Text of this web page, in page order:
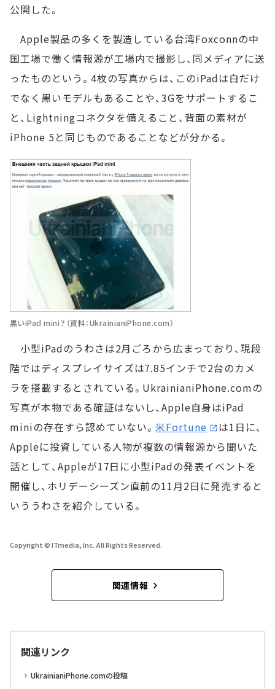
公開した。
Apple製品の多くを製造している台湾Foxconnの中
国工場で働く情報源が工場内で撮影し、同メディアに送
ったものという。4枚の写真からは、このiPadは白だけ
でなく黒いモデルもあることや、3Gをサポートするこ
と、Lightningコネクタを備えること、背面の素材が
iPhone 5と同じものであることなどが分かる。
黒いiPad mini？（資料：UkrainianiPhone.com）
小型iPadのうわさは2月ごろから広まっており、現段
階ではディスプレイサイズは7.85インチで2台のカメ
ラを搭載するとされている。UkrainianiPhone.comの
写真が本物である確証はないし、Apple自身はiPad
miniの存在すら認めていない。米Fortune
は1日に、
Appleに投資している人物が複数の情報源から聞いた
話として、Appleが17日に小型iPadの発表イベントを
開催し、ホリデーシーズン直前の11月2日に発売すると
いううわさを紹介している。
Copyright © ITmedia, Inc. All Rights Reserved.
関連情報
関連リンク
UkrainianiPhone.comの投稿